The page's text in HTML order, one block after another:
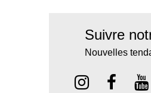
Suivre
Nouvelles